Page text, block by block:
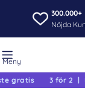
Hoppa
till
innehållet
300.000+
Nöjda
gratis 3 för 2 |